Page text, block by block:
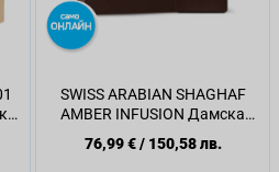
SWISS ARABIAN SHAGHAF
AMBER INFUSION Дамска
парфюмна вода, 75мл.
76,99 €/ 150,58 лв.